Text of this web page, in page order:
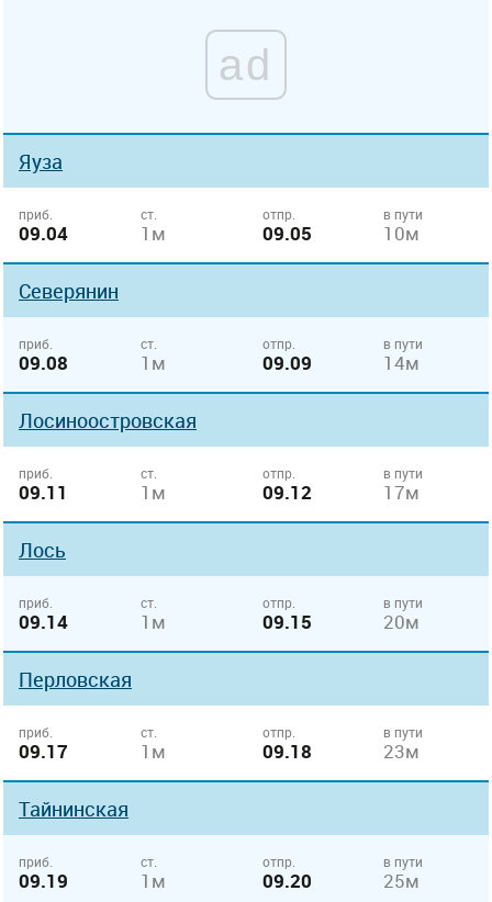
ad
Яуза
приб.
09.04
ст.
1м
отпр.
09.05
в пути
10м
Северянин
приб.
09.08
ст.
1м
отпр.
09.09
в пути
14м
Лосиноостровская
приб.
09.11
ст.
1м
отпр.
09.12
в пути
17м
Лось
приб.
09.14
ст.
1м
отпр.
09.15
в пути
20м
Перловская
приб.
09.17
ст.
1м
отпр.
09.18
в пути
23м
Тайнинская
приб.
09.19
ст.
1м
отпр.
09.20
в пути
25м